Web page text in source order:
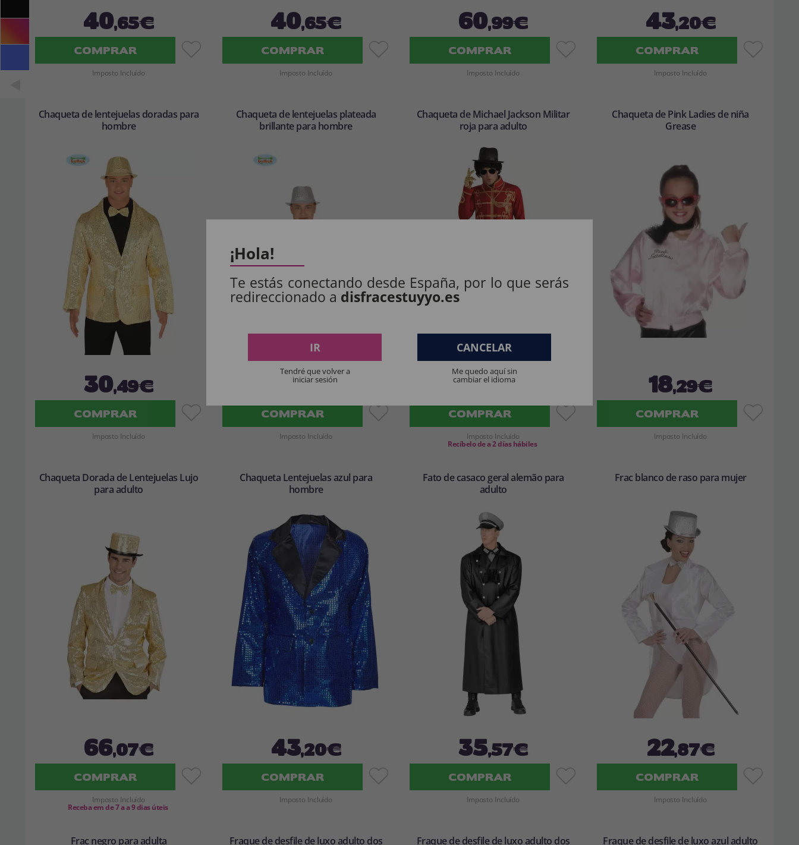
40,65€
COMPRAR
Imposto Incluído
40,65€
COMPRAR
Imposto Incluído
60,99€
COMPRAR
Imposto Incluído
43,20€
COMPRAR
Imposto Incluído
Chaqueta de lentejuelas doradas para
hombre
30,49€
COMPRAR
Imposto Incluído
Chaqueta de lentejuelas plateada
brillante para hombre
28,45€
COMPRAR
Imposto Incluído
Chaqueta de Michael Jackson Militar
roja para adulto
31,51€
COMPRAR
Imposto Incluído
Recíbelo de a 2 días hábiles
Chaqueta de Pink Ladies de niña
Grease
18,29€
COMPRAR
Imposto Incluído
Chaqueta Dorada de Lentejuelas Lujo
para adulto
66,07€
COMPRAR
Imposto Incluído
Receba em de 7 a a 9 dias úteis
Chaqueta Lentejuelas azul para
hombre
43,20€
COMPRAR
Imposto Incluído
Fato de casaco geral alemão para
adulto
35,57€
COMPRAR
Imposto Incluído
Frac blanco de raso para mujer
22,87€
COMPRAR
Imposto Incluído
Frac negro para adulta Fraque de desfile de luxo adulto dos Fraque de desfile de luxo adulto dos Fraque de desfile de luxo azul adulto
¡Hola!
Te estás conectando desde España, por lo que serás
redireccionado a disfracestuyyo.es
IR
Tendré que volver a
iniciar sesión
CANCELAR
Me quedo aquí sin
cambiar el idioma